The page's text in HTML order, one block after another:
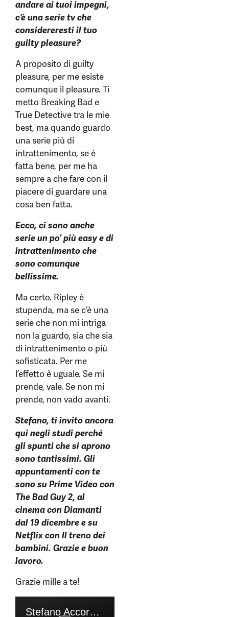
andare ai tuoi impegni,
c’è una serie tv che
considereresti il tuo
guilty pleasure?
A proposito di guilty
pleasure, per me esiste
comunque il pleasure. Ti
metto Breaking Bad e
True Detective tra le mie
best, ma quando guardo
una serie più di
intrattenimento, se è
fatta bene, per me ha
sempre a che fare con il
piacere di guardare una
cosa ben fatta.
Ecco, ci sono anche
serie un po’ più easy e di
intrattenimento che
sono comunque
bellissime.
Ma certo. Ripley è
stupenda, ma se c’è una
serie che non mi intriga
non la guardo, sia che sia
di intrattenimento o più
sofisticata. Per me
l’effetto è uguale. Se mi
prende, vale. Se non mi
prende, non vado avanti.
Stefano, ti invito ancora
qui negli studi perché
gli spunti che si aprono
sono tantissimi. Gli
appuntamenti con te
sono su Prime Video con
The Bad Guy 2, al
cinema con Diamanti
dal 19 dicembre e su
Netflix con Il treno dei
bambini. Grazie e buon
lavoro.
Grazie mille a te!